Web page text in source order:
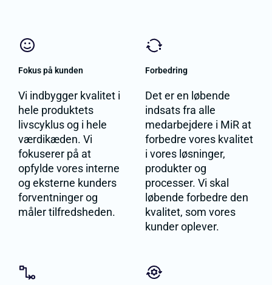
Fokus på kunden
Vi indbygger kvalitet i
hele produktets
livscyklus og i hele
værdikæden. Vi
fokuserer på at
opfylde vores interne
og eksterne kunders
forventninger og
måler tilfredsheden.
Forbedring
Det er en løbende
indsats fra alle
medarbejdere i MiR at
forbedre vores kvalitet
i vores løsninger,
produkter og
processer. Vi skal
løbende forbedre den
kvalitet, som vores
kunder oplever.